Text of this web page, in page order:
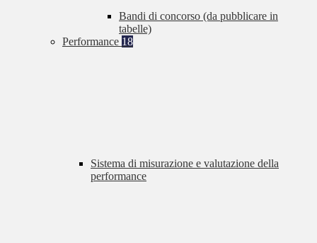
Bandi di concorso (da pubblicare in
tabelle)
Performance 18
Sistema di misurazione e valutazione della
performance